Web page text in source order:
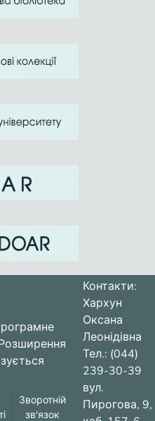
Зворотній
зв'язок
Контакти:
Хархун
Оксана
Леонідівна
Тел.: (044)
239-30-39
вул.
Пирогова, 9,